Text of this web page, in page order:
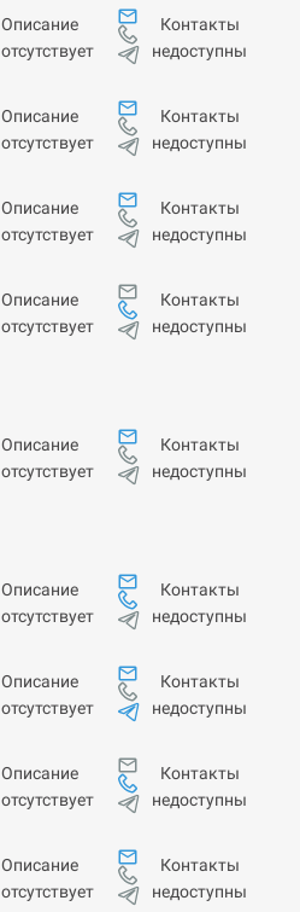
Описание
отсутствует
Контакты
недоступны
Описание
отсутствует
Контакты
недоступны
Описание
отсутствует
Контакты
недоступны
Описание
отсутствует
Контакты
недоступны
Описание
отсутствует
Контакты
недоступны
Описание
отсутствует
Контакты
недоступны
Описание
отсутствует
Контакты
недоступны
Описание
отсутствует
Контакты
недоступны
Описание
отсутствует
Контакты
недоступны